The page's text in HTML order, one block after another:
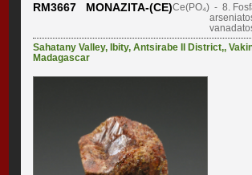
RM3667 MONAZITA-(CE)Ce(PO₄) - 8.
Sahatany Valley, Ibity,Antsirabe II District,,
Madagascar